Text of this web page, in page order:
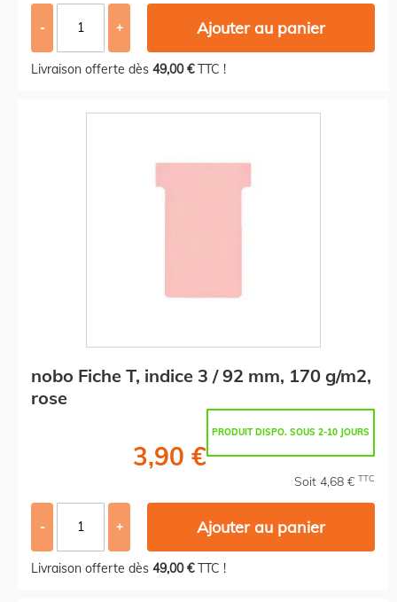
- + Ajouter au panier
Livraison offerte dès 49,00 €TTC !
nobo Fiche T, indice 3 / 92 mm, 170 g/m2,
rose
PRODUIT DISPO. SOUS 2-10 JOURS
3,90 €
Soit 4,68 € TTC
- + Ajouter au panier
Livraison offerte dès 49,00 €TTC !